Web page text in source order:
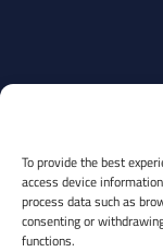
To provide the best
access device
process data such as
consenting or
functions.